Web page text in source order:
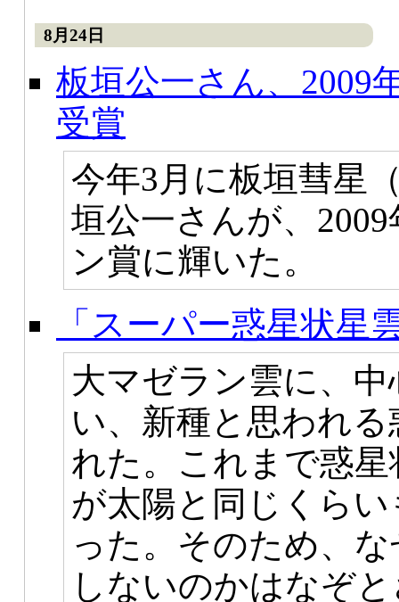
8月24日
板垣公一さん、2009
受賞
今年3月に板垣彗星
垣公一さんが、
ン賞に輝いた。
「スーパー惑星状星
大マゼラン雲に、
い、新種と思われ
れた。これまで惑
が太陽と同じくら
った。そのため、
しないのかはなぞ